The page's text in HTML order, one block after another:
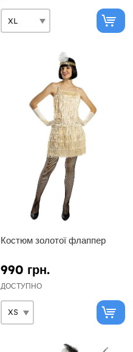
Костюм золотої флаппер
990 грн.
ДОСТУПНО